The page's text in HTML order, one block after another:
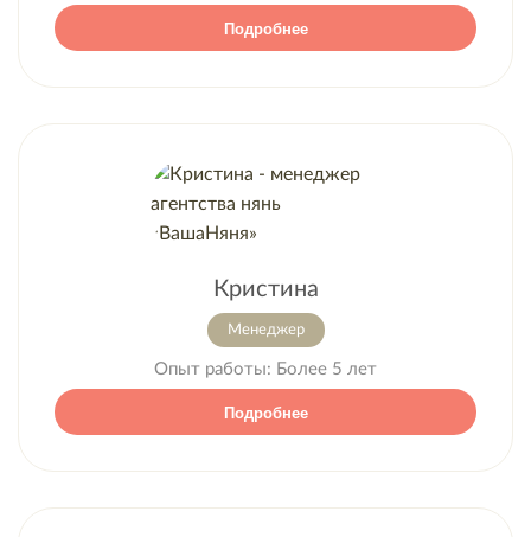
Подробнее
Кристина
Менеджер
Опыт работы: Более 5 лет
Подробнее